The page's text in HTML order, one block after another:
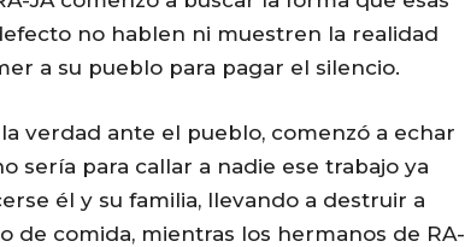
no hablen ni muestren la realidad
a su pueblo para pagar el silencio.
la verdad ante el pueblo, comenzó a echar
sería para callar a nadie ese trabajo ya
él y su familia, llevando a destruir a
de comida, mientras los hermanos de RA-